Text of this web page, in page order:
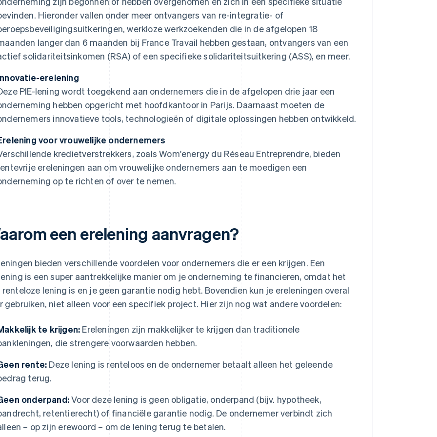
Hieronder vallen onder meer ontvangers van re-integratie- of
werkloze werkzoekenden die in de afgelopen 18
langer dan 6 maanden bij France Travail hebben gestaan, ontvangers van een
solidariteitsinkomen (RSA) of een specifieke solidariteitsuitkering (ASS), en meer.
erelening
PIE-lening wordt toegekend aan ondernemers die in de afgelopen drie jaar een
hebben opgericht met hoofdkantoor in Parijs. Daarnaast moeten de
innovatieve tools, technologieën of digitale oplossingen hebben ontwikkeld.
voor vrouwelijke ondernemers
kredietverstrekkers, zoals Wom'energy du Réseau Entreprendre, bieden
ereleningen aan om vrouwelijke ondernemers aan te moedigen een
op te richten of over te nemen.
een erelening aanvragen?
bieden verschillende voordelen voor ondernemers die er een krijgen. Een
is een super aantrekkelijke manier om je onderneming te financieren, omdat het
renteloze lening is en je geen garantie nodig hebt. Bovendien kun je ereleningen overal
gebruiken, niet alleen voor een specifiek project. Hier zijn nog wat andere voordelen:
te krijgen: Ereleningen zijn makkelijker te krijgen dan traditionele
die strengere voorwaarden hebben.
rente: Deze lening is renteloos en de ondernemer betaalt alleen het geleende
terug.
onderpand:Voor deze lening is geen obligatie, onderpand (bijv. hypotheek,
retentierecht) of financiële garantie nodig. De ondernemer verbindt zich
– op zijn erewoord – om de lening terug te betalen.